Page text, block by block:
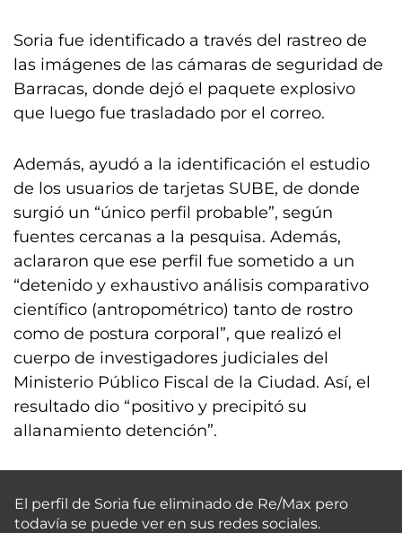
Soria fue identificado a través del rastreo de
las imágenes de las cámaras de seguridad de
Barracas, donde dejó el paquete explosivo
que luego fue trasladado por el correo.
Además, ayudó a la identificación el estudio
de los usuarios de tarjetas SUBE, de donde
surgió un “único perfil probable”, según
fuentes cercanas a la pesquisa. Además,
aclararon que ese perfil fue sometido a un
“detenido y exhaustivo análisis comparativo
científico (antropométrico) tanto de rostro
como de postura corporal”, que realizó el
cuerpo de investigadores judiciales del
Ministerio Público Fiscal de la Ciudad. Así, el
resultado dio “positivo y precipitó su
allanamiento detención”.
El perfil de Soria fue eliminado de Re/Max pero
todavía se puede ver en sus redes sociales.